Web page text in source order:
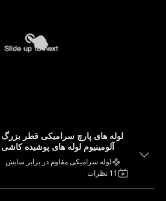
لوله های پارچ سرامیکی قطر
آلومینیوم لوله های پوشیده
سرامیکی برای حمل و نقل مواد
لوله سرامیکی مقاوم در برابر سایش
11 نظرات